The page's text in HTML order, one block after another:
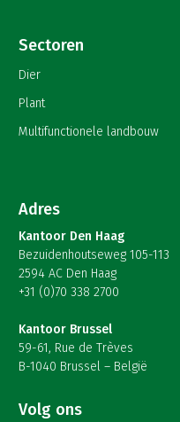
Sectoren
Dier
Plant
Multifunctionele landbouw
Adres
Kantoor Den Haag
Bezuidenhoutseweg 105-113
2594 AC Den Haag
+31 (0)70 338 2700
Kantoor Brussel
59-61, Rue de Trèves
B-1040 Brussel – België
Volg ons